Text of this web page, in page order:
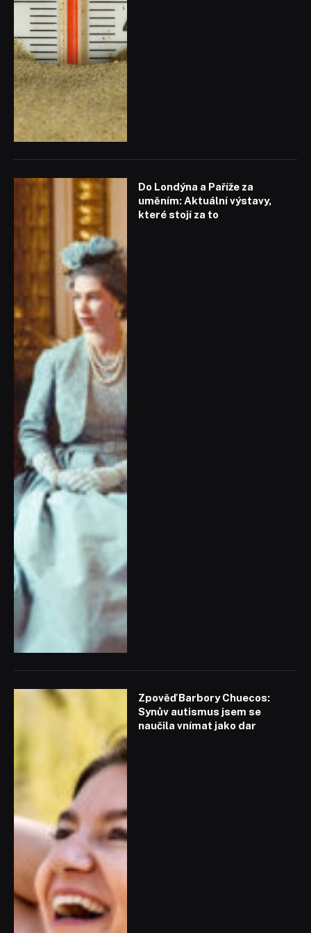
Do Londýna a Paříže za
uměním: Aktuální výstavy,
které stojí za to
Zpověď Barbory Chuecos:
Synův autismus jsem se
naučila vnímat jako dar